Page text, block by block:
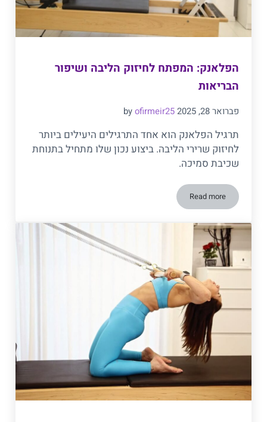
הפלאנק: המפתח לחיזוק הליבה ושיפור
הבריאות
פברואר 28, 2025 byofirmeir25
תרגיל הפלאנק הוא אחד התרגילים היעילים ביותר
לחיזוק שרירי הליבה. ביצוע נכון שלו מתחיל בתנוחת
שכיבת סמיכה.
Read moreהפלאנק: המפתח לחיזוק הליבה ושיפור הבריאות